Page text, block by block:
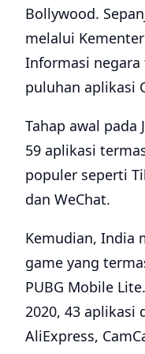
Bollywood.
melalui
Informasi
puluhan aplikasi
Tahap awal pada
59 aplikasi
populer seperti
dan WeChat.
Kemudian, India
game yang
PUBG Mobile
2020, 43 aplikasi
AliExpress,